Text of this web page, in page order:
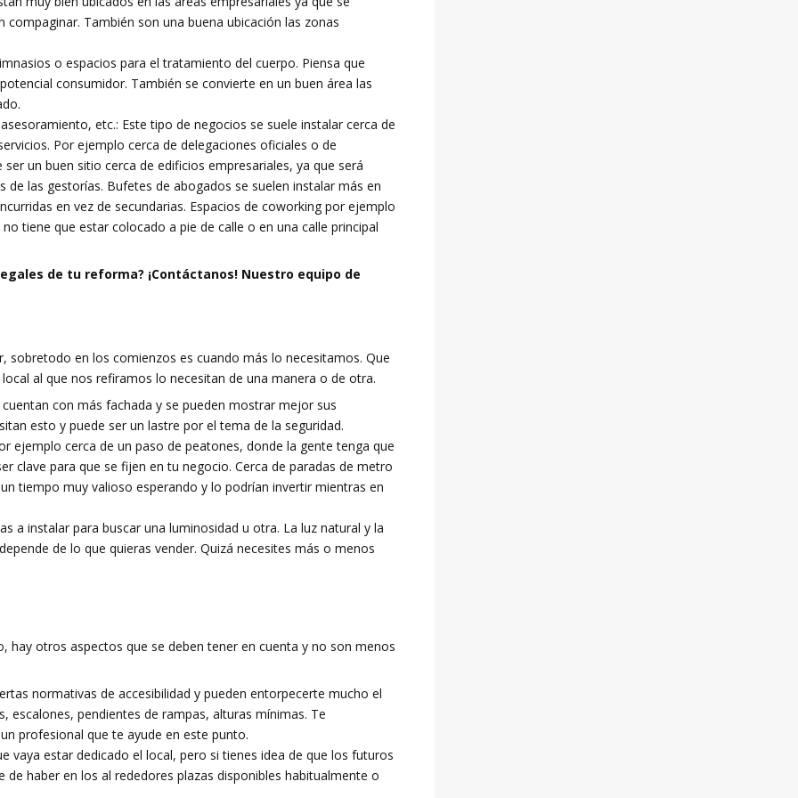
También son una buena ubicación las zonas
o espacios para el tratamiento del cuerpo. Piensa que
consumidor. También se convierte en un buen área las
etc.: Este tipo de negocios se suele instalar cerca de
Por ejemplo cerca de delegaciones oficiales o de
un buen sitio cerca de edificios empresariales, ya que será
de las gestorías. Bufetes de abogados se suelen instalar más en
en vez de secundarias. Espacios de coworking por ejemplo
tiene que estar colocado a pie de calle o en una calle principal
de tu reforma? ¡Contáctanos! Nuestro equipo de
sobretodo en los comienzos es cuando más lo necesitamos. Que
al que nos refiramos lo necesitan de una manera o de otra.
con más fachada y se pueden mostrar mejor sus
esto y puede ser un lastre por el tema de la seguridad.
ejemplo cerca de un paso de peatones, donde la gente tenga que
clave para que se fijen en tu negocio. Cerca de paradas de metro
tiempo muy valioso esperando y lo podrían invertir mientras en
a instalar para buscar una luminosidad u otra. La luz natural y la
de lo que quieras vender. Quizá necesites más o menos
hay otros aspectos que se deben tener en cuenta y no son menos
normativas de accesibilidad y pueden entorpecerte mucho el
escalones, pendientes de rampas, alturas mínimas. Te
profesional que te ayude en este punto.
vaya estar dedicado el local, pero si tienes idea de que los futuros
haber en los al rededores plazas disponibles habitualmente o